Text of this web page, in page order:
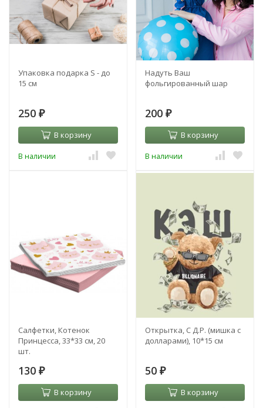
Упаковка подарка S - до
15 см
250 ₽
В корзину
В наличии
Надуть Ваш
фольгированный шар
200 ₽
В корзину
В наличии
Салфетки, Котенок
Принцесса, 33*33 см, 20
шт.
130 ₽
В корзину
Открытка, С Д.Р. (мишка с
долларами), 10*15 см
50 ₽
В корзину